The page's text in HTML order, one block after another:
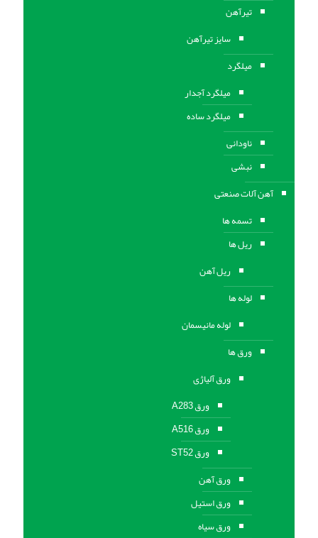
تیرآهن
سایز تیرآهن
میلگرد
میلگرد آجدار
میلگرد ساده
ناودانی
نبشی
آهن آلات صنعتی
تسمه ها
ریل ها
ریل آهن
لوله ها
لوله مانیسمان
ورق ها
ورق آلیاژی
ورق A283
ورق A516
ورق ST52
ورق آهن
ورق استیل
ورق سیاه